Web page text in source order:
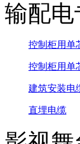
输配
控制柜用单
控制柜用单
建筑安装电
直埋电缆